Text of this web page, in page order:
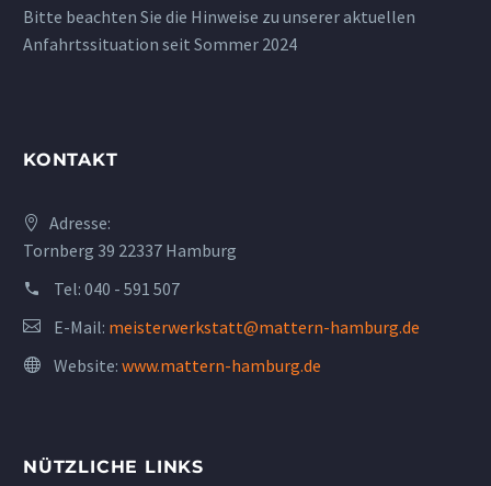
Bitte beachten Sie die Hinweise zu unserer aktuellen
Anfahrtssituation seit Sommer 2024
KONTAKT
Adresse:
Tornberg 39 22337 Hamburg
Tel: 040 - 591 507
E-Mail: meisterwerkstatt@mattern-hamburg.de
Website: www.mattern-hamburg.de
NÜTZLICHE LINKS